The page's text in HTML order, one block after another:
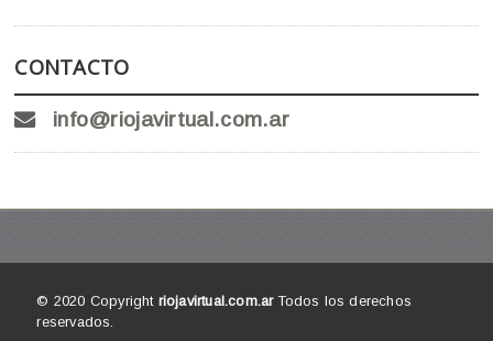
CONTACTO
info@riojavirtual.com.ar
© 2020 Copyright riojavirtual.com.arTodos los derechos
reservados.